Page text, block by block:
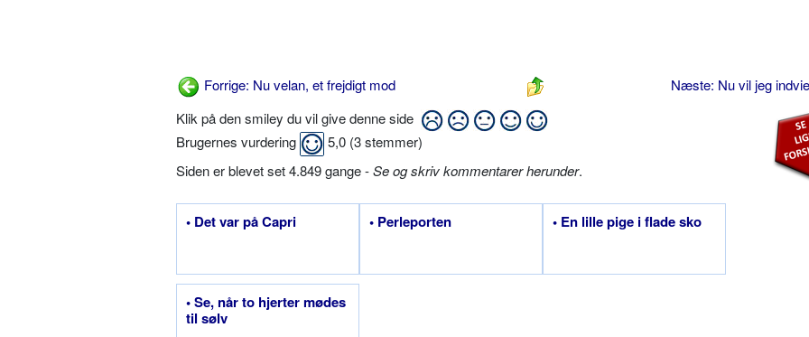
Forrige: Nu velan, et frejdigt mod
Næste: Nu vil jeg
Klik på den smiley du vil give denne side
Brugernes vurdering
5,0 (3stemmer)
Siden er blevet set 4.849 gange -Se og skriv kommentarer herunder.
• Det var på Capri • Perleporten • En lille pige i flade sko
• Se, når to hjerter mødes
til sølv